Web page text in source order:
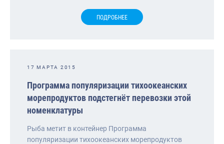
ПОДРОБНЕЕ
17 МАРТА 2015
Программа популяризации тихоокеанских
морепродуктов подстегнёт перевозки этой
номенклатуры
Рыба метит в контейнер Программа
популяризации тихоокеанских морепродуктов